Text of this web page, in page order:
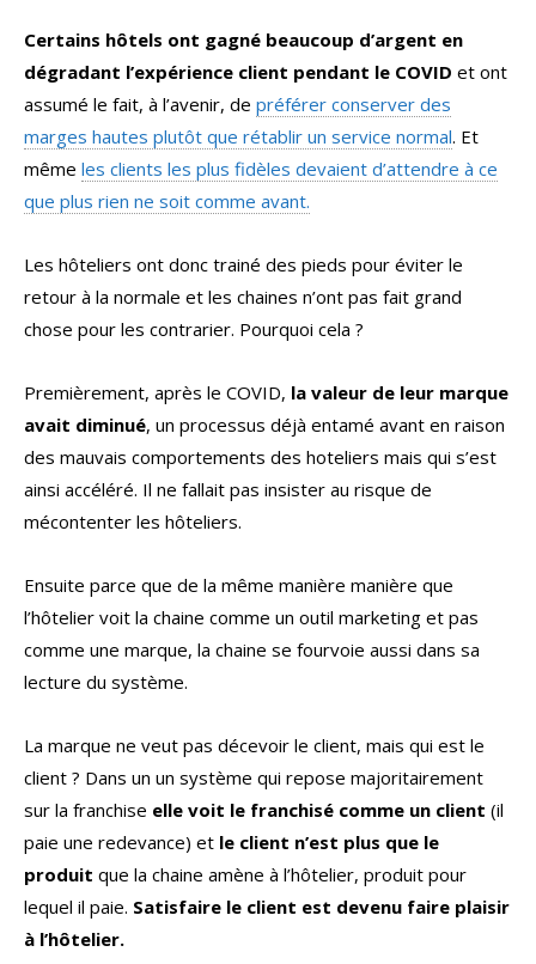
Certains hôtels ont gagné beaucoup d’argent en
dégradant l’expérience client pendant le COVID et ont
assumé le fait, à l’avenir, de préférer conserver des
marges hautes plutôt que rétablir un service normal. Et
même les clients les plus fidèles devaient d’attendre à ce
que plus rien ne soit comme avant.
Les hôteliers ont donc trainé des pieds pour éviter le
retour à la normale et les chaines n’ont pas fait grand
chose pour les contrarier. Pourquoi cela ?
Premièrement, après le COVID, la valeur de leur marque
avait diminué, un processus déjà entamé avant en raison
des mauvais comportements des hoteliers mais qui s’est
ainsi accéléré. Il ne fallait pas insister au risque de
mécontenter les hôteliers.
Ensuite parce que de la même manière manière que
l’hôtelier voit la chaine comme un outil marketing et pas
comme une marque, la chaine se fourvoie aussi dans sa
lecture du système.
La marque ne veut pas décevoir le client, mais qui est le
client ? Dans un un système qui repose majoritairement
sur la franchise elle voit le franchisé comme un client (il
paie une redevance) et le client n’est plus que le
produit que la chaine amène à l’hôtelier, produit pour
lequel il paie. Satisfaire le client est devenu faire plaisir
à l’hôtelier.